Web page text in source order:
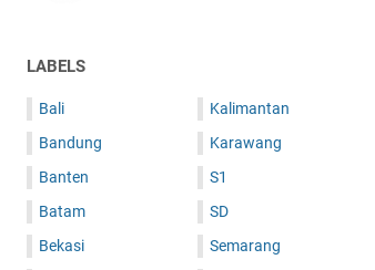
LABELS
Bali
Bandung
Banten
Batam
Bekasi
Kalimantan
Karawang
S1
SD
Semarang